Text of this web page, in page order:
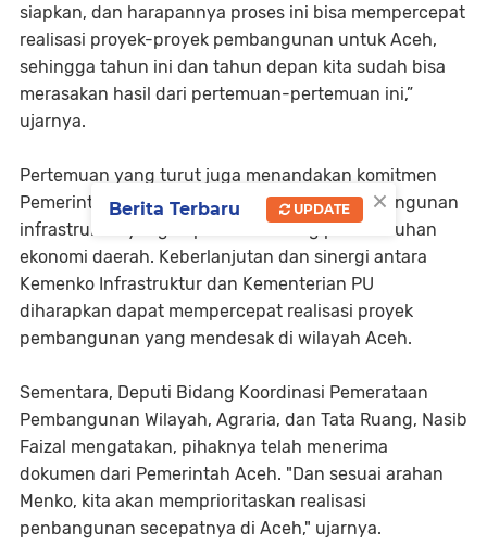
siapkan, dan harapannya proses ini bisa mempercepat
realisasi proyek-proyek pembangunan untuk Aceh,
sehingga tahun ini dan tahun depan kita sudah bisa
merasakan hasil dari pertemuan-pertemuan ini,”
ujarnya.
Pertemuan yang turut juga menandakan komitmen
Pemerintah Aceh dalam mempercepat pembangunan
infrastruktur yang dapat mendorong pertumbuhan
ekonomi daerah. Keberlanjutan dan sinergi antara
Kemenko Infrastruktur dan Kementerian PU
diharapkan dapat mempercepat realisasi proyek
pembangunan yang mendesak di wilayah Aceh.
Sementara, Deputi Bidang Koordinasi Pemerataan
Pembangunan Wilayah, Agraria, dan Tata Ruang, Nasib
Faizal mengatakan, pihaknya telah menerima
dokumen dari Pemerintah Aceh. "Dan sesuai arahan
Menko, kita akan memprioritaskan realisasi
penbangunan secepatnya di Aceh," ujarnya.
×
Berita Terbaru UPDATE